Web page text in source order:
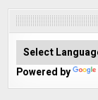
Powered by